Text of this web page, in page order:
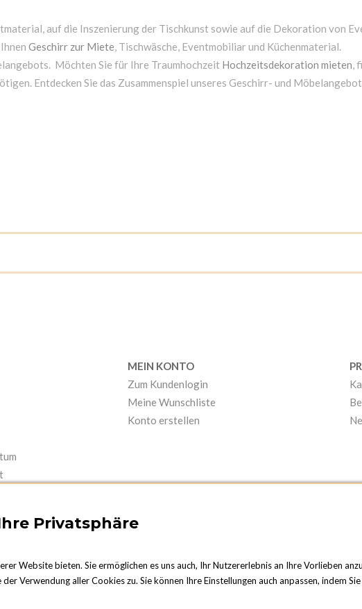
auf die Inszenierung der Tischkunst sowie auf die Dekoration von
Geschirr zur Miete, Tischwäsche, Eventmobiliar und Küchenmaterial.
Möchten Sie für Ihre Traumhochzeit Hochzeitsdekoration mieten,
Entdecken Sie das Zusammenspiel unseres Geschirr- und
MEIN KONTO
Zum Kundenlogin
Meine Wunschliste
Konto erstellen
Privatsphäre
Website bieten. Sie ermöglichen es uns auch, Ihr Nutzererlebnis an Ihre Vorlieben
Verwendung aller Cookies zu. Sie können Ihre Einstellungen auch anpassen, indem